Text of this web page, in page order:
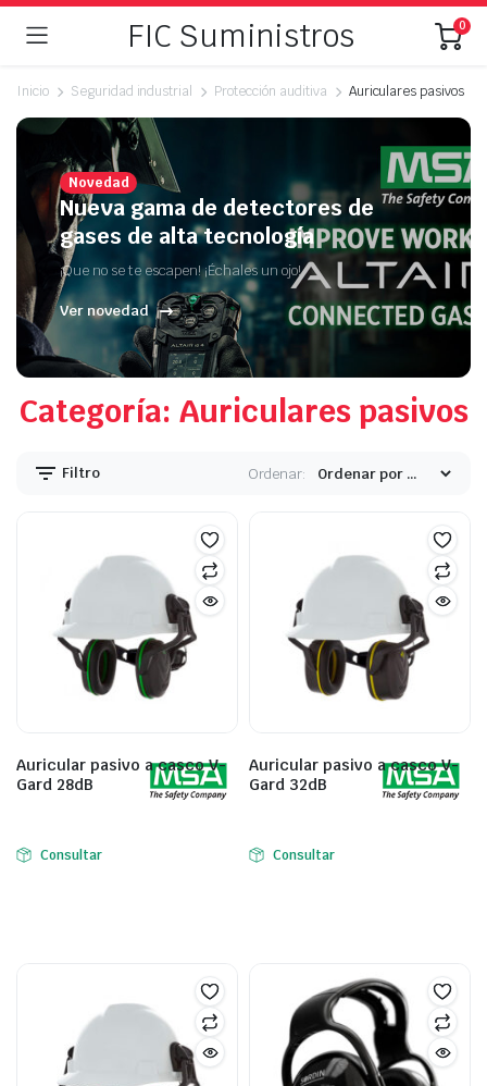
FIC Suministros 0
Inicio Seguridad industrial Protección auditiva Auriculares pasivos
Novedad
Nueva gama de detectores de
gases de alta tecnología
¡Que no se te escapen! ¡Échales un ojo!
Ver novedad
Categoría: Auriculares pasivos
Filtro Ordenar:
Auricular pasivo a casco V-
Gard 28dB
Consultar
Auricular pasivo a casco V-
Gard 32dB
Consultar